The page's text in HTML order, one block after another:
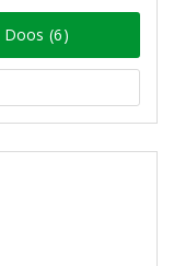
Doos (6)